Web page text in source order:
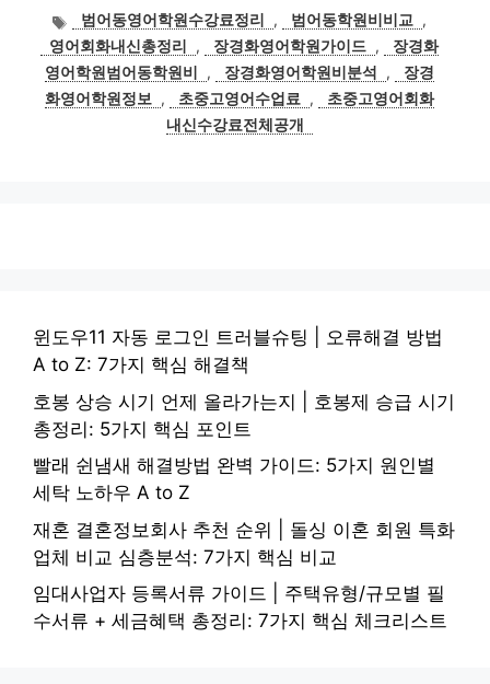
태
그
범어동영어학원수강료정리 , 범어동학원비비교
,
영어회화내신총정리
, 장경화영어학원가이드 ,
장경화
영어학원범어동학원비
, 장경화영어학원비분석 ,
장경
화영어학원정보
, 초중고영어수업료 ,
초중고영어회화
내신수강료전체공개
윈도우11 자동 로그인 트러블슈팅 | 오류해결 방법
A to Z: 7가지 핵심 해결책
호봉 상승 시기 언제 올라가는지 | 호봉제 승급 시기
총정리: 5가지 핵심 포인트
빨래 쉰냄새 해결방법 완벽 가이드: 5가지 원인별
세탁 노하우 A to Z
재혼 결혼정보회사 추천 순위 | 돌싱 이혼 회원 특화
업체 비교 심층분석: 7가지 핵심 비교
임대사업자 등록서류 가이드 | 주택유형/규모별 필
수서류 + 세금혜택 총정리: 7가지 핵심 체크리스트